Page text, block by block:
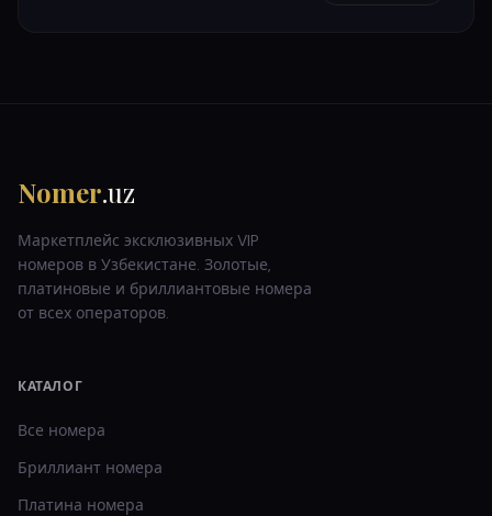
Nomer.uz
Маркетплейс эксклюзивных VIP
номеров в Узбекистане. Золотые,
платиновые и бриллиантовые номера
от всех операторов.
КАТАЛОГ
Все номера
Бриллиант номера
Платина номера